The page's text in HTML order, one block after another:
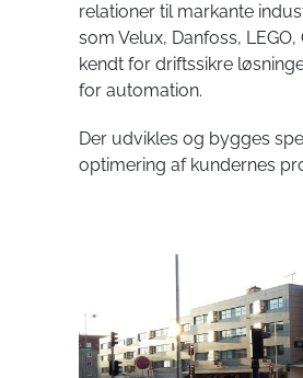
relationer til markante
som Velux, Danfoss,
kendt for driftssikre
for automation.
Der udvikles og bygges
optimering af kundernes